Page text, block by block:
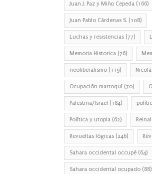
Juan J. Paz y Miño Cepeda (166)
Juan Pablo Cárdenas S. (108)
Luchas y resistencias (77)
Memoria Historica (76)
neoliberalismo (119)
Ocupación marroquí (70)
Palestina/Israel (184)
Política y utopia (62)
Revueltas lógicas (246)
Sahara occidental occupé (64)
Sahara occidental ocupado (88)